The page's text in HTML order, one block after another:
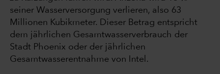
seiner Wasserversorgung verlieren, also 63
Millionen Kubikmeter. Dieser Betrag entspricht
dem jährlichen Gesamtwasserverbrauch der
Stadt Phoenix oder der jährlichen
Gesamtwasserentnahme von Intel.